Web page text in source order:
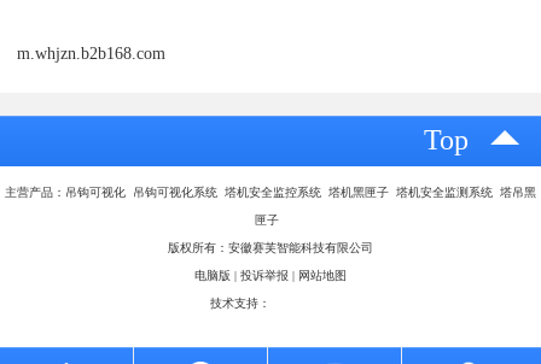
m.whjzn.b2b168.com
Top
主营产品：吊钩可视化 吊钩可视化系统 塔机安全监控系统 塔机黑匣子 塔机安全监测系统 塔吊黑
匣子
版权所有：安徽赛芙智能科技有限公司
电脑版 | 投诉举报 | 网站地图
技术支持：